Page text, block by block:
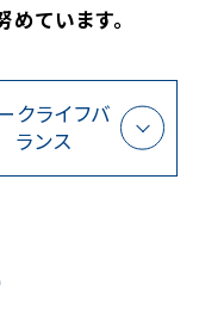
ています。
クライフバ
ランス